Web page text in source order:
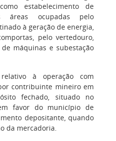
estabelecimento de
áreas ocupadas pelo
à geração de energia,
pelo vertedouro,
máquinas e subestação
à operação com
contribuinte mineiro em
fechado, situado no
favor do município de
depositante, quando
da mercadoria.